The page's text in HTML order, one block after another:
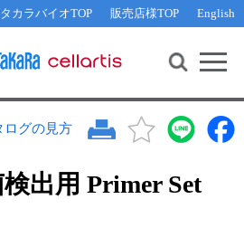
タカラバイオTOP 販売店様TOP English
グ
るご相談
切断サイトの検索
マー設計
お問い合わせ WEB会員登録
ログの見方
出用 Primer Set